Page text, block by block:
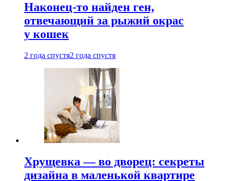
Наконец-то найден ген,
отвечающий за рыжий окрас
у кошек
2 года спустя2 года спустя
Хрущевка — во дворец: секреты
дизайна в маленькой квартире